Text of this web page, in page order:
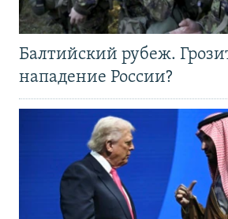
Балтийский рубеж.
нападение России?